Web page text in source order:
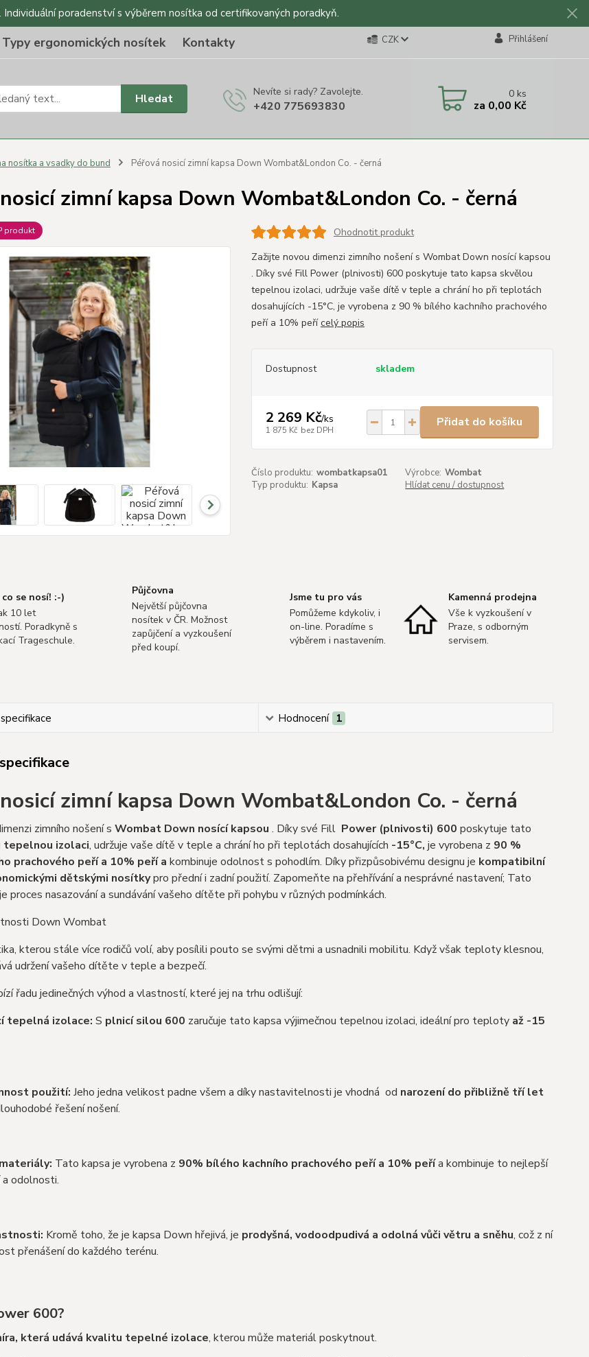
Individuální poradenství s výběrem nosítka od certifikovaných poradkyň.
Typy ergonomických nosítek Kontakty CZK Přihlášení
Hledat Nevíte si rady? Zavolejte.
+420 775693830
0ks
za 0,00 Kč
nosítka a vsadky do bund Péřová nosicí zimní kapsa Down Wombat&London Co. - černá
zimní kapsa Down Wombat&London Co. - černá
produkt
Ohodnotit produkt
Zažijte novou dimenzi zimního nošení s Wombat Down nosící kapsou
. Díky své Fill Power (plnivosti) 600 poskytuje tato kapsa skvělou
tepelnou izolaci, udržuje vaše dítě v teple a chrání ho při teplotách
dosahujících -15°C, je vyrobena z 90 % bílého kachního prachového
peří a 10% peřícelý popis
Dostupnost skladem
2 269 Kč/ks
1 875 Kč bez DPH
Přidat do košíku
Číslo produktu: wombatkapsa01 Výrobce: Wombat
Typ produktu: Kapsa Hlídat cenu / dostupnost
se nosí! :-)
10 let
Poradkyně s
Trageschule.
Půjčovna
Největší půjčovna
nosítek v ČR. Možnost
zapůjčení a vyzkoušení
před koupí.
Jsme tu pro vás
Pomůžeme kdykoliv, i
on-line. Poradíme s
výběrem i nastavením.
Kamenná prodejna
Vše k vyzkoušení v
Praze, s odborným
servisem.
Hodnocení 1
zimní kapsa Down Wombat&London Co. - černá
zimního nošení s Wombat Down nosící kapsou . Díky své FillPower (plnivosti) 600 poskytuje tato
tepelnou izolaci, udržuje vaše dítě v teple a chrání ho při teplotách dosahujících -15°C, je vyrobena z 90 %
prachového peří a 10% peří a kombinuje odolnost s pohodlím. Díky přizpůsobivému designu je kompatibilní
dětskými nosítkypro přední i zadní použití. Zapomeňte na přehřívání a nesprávné nastavení; Tato
proces nasazování a sundávání vašeho dítěte při pohybu v různých podmínkách.
Down Wombat
kterou stále více rodičů volí, aby posílili pouto se svými dětmi a usnadnili mobilitu. Když však teploty klesnou,
udržení vašeho dítěte v teple a bezpečí.
řadu jedinečných výhod a vlastností, které jej na trhu odlišují:
tepelná izolace: S plnicí silou 600 zaručuje tato kapsa výjimečnou tepelnou izolaci, ideální pro teploty až -15
použití: Jeho jedna velikost padne všem a díky nastavitelnosti je vhodná od narození do přibližně tří let
řešení nošení.
Tato kapsa je vyrobena z 90% bílého kachního prachového peří a 10% peřía kombinuje to nejlepší
odolnosti.
Kromě toho, že je kapsa Down hřejivá, je prodyšná, vodoodpudivá a odolná vůči větru a sněhu, což z ní
přenášení do každého terénu.
600?
která udává kvalitu tepelné izolace, kterou může materiál poskytnout.